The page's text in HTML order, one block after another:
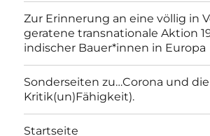
Zur Erinnerung an eine völlig in
geratene transnationale Aktion
indischer Bauer*innen in Europa
Sonderseiten zu…Corona und
Kritik(un)Fähigkeit).
Startseite